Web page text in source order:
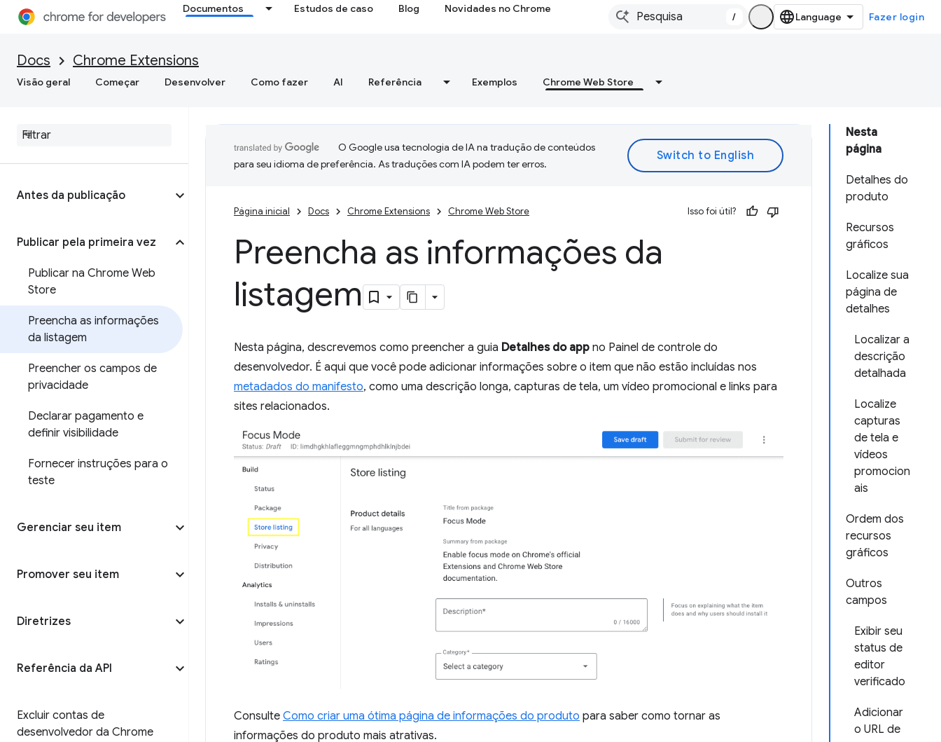
Documentos Estudos de caso Blog Novidades no Chrome
/ Fazer login
Docs Chrome Extensions
Visão geral Começar Desenvolver Como fazer AI Referência Exemplos Chrome Web Store
Antes da publicação
Publicar pela primeira vez
Publicar na Chrome Web
Store
Preencha as informações
da listagem
Preencher os campos de
privacidade
Declarar pagamento e
definir visibilidade
Fornecer instruções para o
teste
Gerenciar seu item
Promover seu item
Diretrizes
Referência da API
Excluir contas de
desenvolvedor da Chrome
Nesta
página
Detalhes do
produto
Recursos
gráficos
Localize sua
página de
detalhes
Localizar a
descrição
detalhada
Localize
capturas
de tela e
vídeos
promocion
ais
Ordem dos
recursos
gráficos
Outros
campos
Exibir seu
status de
editor
verificado
Adicionar
o URL de
O Google usa tecnologia de IA na tradução de conteúdos
para seu idioma de preferência. As traduções com IA podem ter erros.
Página inicial Docs Chrome Extensions Chrome Web Store Isso foi útil?
Preencha as informações da
listagem
Nesta página, descrevemos como preencher a guia Detalhes do app no Painel de controle do
desenvolvedor. É aqui que você pode adicionar informações sobre o item que não estão incluídas nos
metadados do manifesto, como uma descrição longa, capturas de tela, um vídeo promocional e links para
sites relacionados.
Consulte Como criar uma ótima página de informações do produto para saber como tornar as
informações do produto mais atrativas.